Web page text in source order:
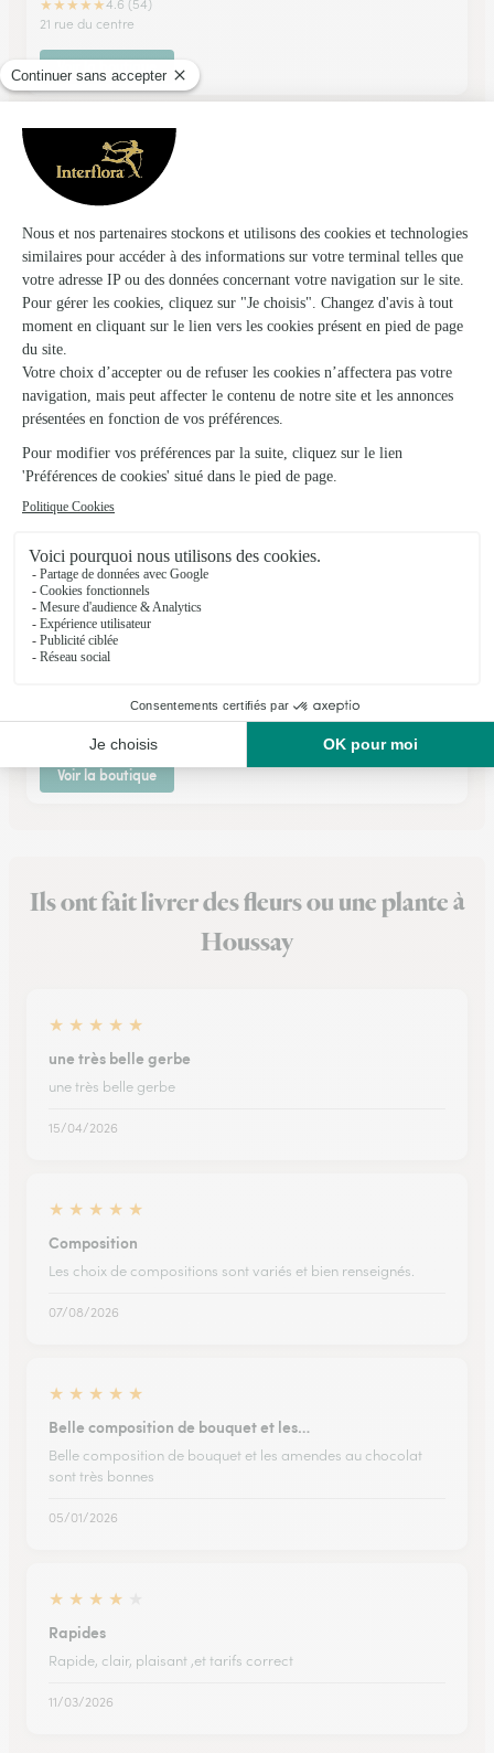
★★★★★4.6 (54)
21 rue du centre
Voir la boutique
Ma Decoflorale
Segre
★★
31, rue Victor Hugo
Voir la boutique
La Halle Aux Plantes
4.3 (118)
Voir la boutique
Ils ont fait livrer des fleurs ou une plante à
Houssay
★ ★ ★ ★ ★
une très belle gerbe
une très belle gerbe
15/04/2026
★ ★ ★ ★ ★
Composition
Les choix de compositions sont variés et bien renseignés.
07/08/2026
★ ★ ★ ★ ★
Belle composition de bouquet et les…
Belle composition de bouquet et les amendes au chocolat
sont très bonnes
05/01/2026
★ ★ ★ ★
Rapides
Rapide, clair, plaisant ,et tarifs correct
11/03/2026